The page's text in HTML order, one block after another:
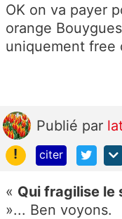
OK on va payer
orange
uniquement free
Publié par
!
citer
« Qui fragilise le
»... Ben voyons.